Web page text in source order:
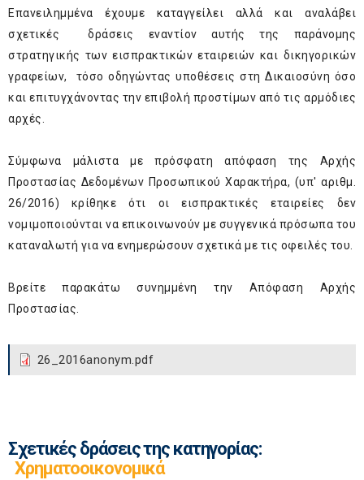
Επανειλημμένα έχουμε καταγγείλει αλλά και αναλάβει
σχετικές δράσεις εναντίον αυτής της παράνομης
στρατηγικής των εισπρακτικών εταιρειών και δικηγορικών
γραφείων, τόσο οδηγώντας υποθέσεις στη Δικαιοσύνη όσο
και επιτυγχάνοντας την επιβολή προστίμων από τις αρμόδιες
αρχές.
Σύμφωνα μάλιστα με πρόσφατη απόφαση της Αρχής
Προστασίας Δεδομένων Προσωπικού Χαρακτήρα, (υπ' αριθμ.
26/2016) κρίθηκε ότι οι εισπρακτικές εταιρείες δεν
νομιμοποιούνται να επικοινωνούν με συγγενικά πρόσωπα του
καταναλωτή για να ενημερώσουν σχετικά με τις οφειλές του.
Βρείτε παρακάτω συνημμένη την Απόφαση Αρχής
Προστασίας.
26_2016anonym.pdf
Σχετικές δράσεις της κατηγορίας:
Χρηματοοικονομικά